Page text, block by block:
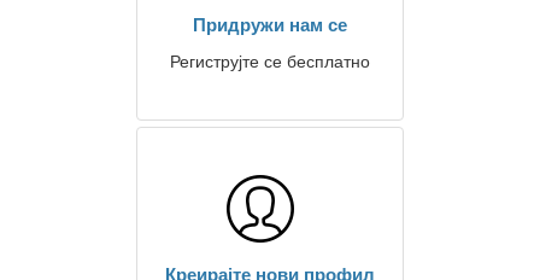
Придружи нам се
Региструјте се бесплатно
Креирајте нови профил